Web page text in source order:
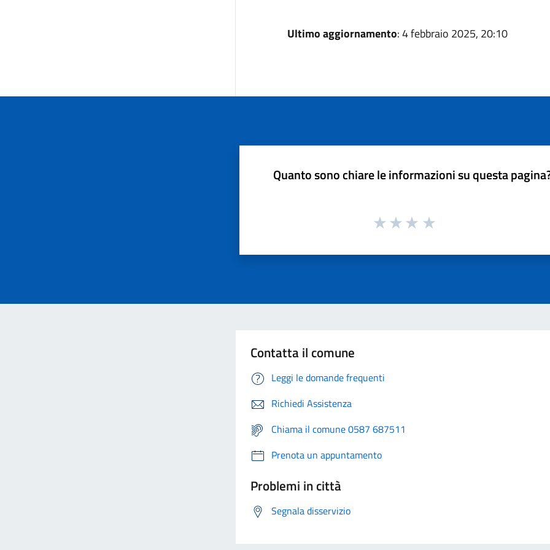
Ultimo aggiornamento: 4 febbraio 2025, 20:10
Quanto sono chiare le informazioni su questa
Contatta il comune
Leggi le domande frequenti
Richiedi Assistenza
Chiama il comune 0587 687511
Prenota un appuntamento
Problemi in città
Segnala disservizio